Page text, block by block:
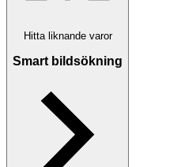
Hitta liknande varor
Smart bildsökning